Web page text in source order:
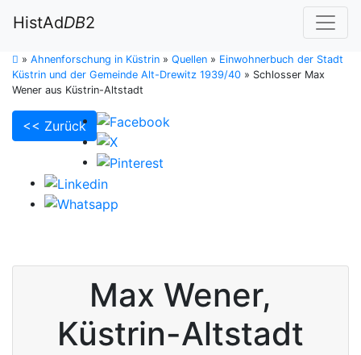
HistAdDB2
» Ahnenforschung in Küstrin » Quellen » Einwohnerbuch der Stadt
Küstrin und der Gemeinde Alt-Drewitz 1939/40 » Schlosser Max
Wener aus Küstrin-Altstadt
<< Zurück
Max Wener,
Küstrin-Altstadt